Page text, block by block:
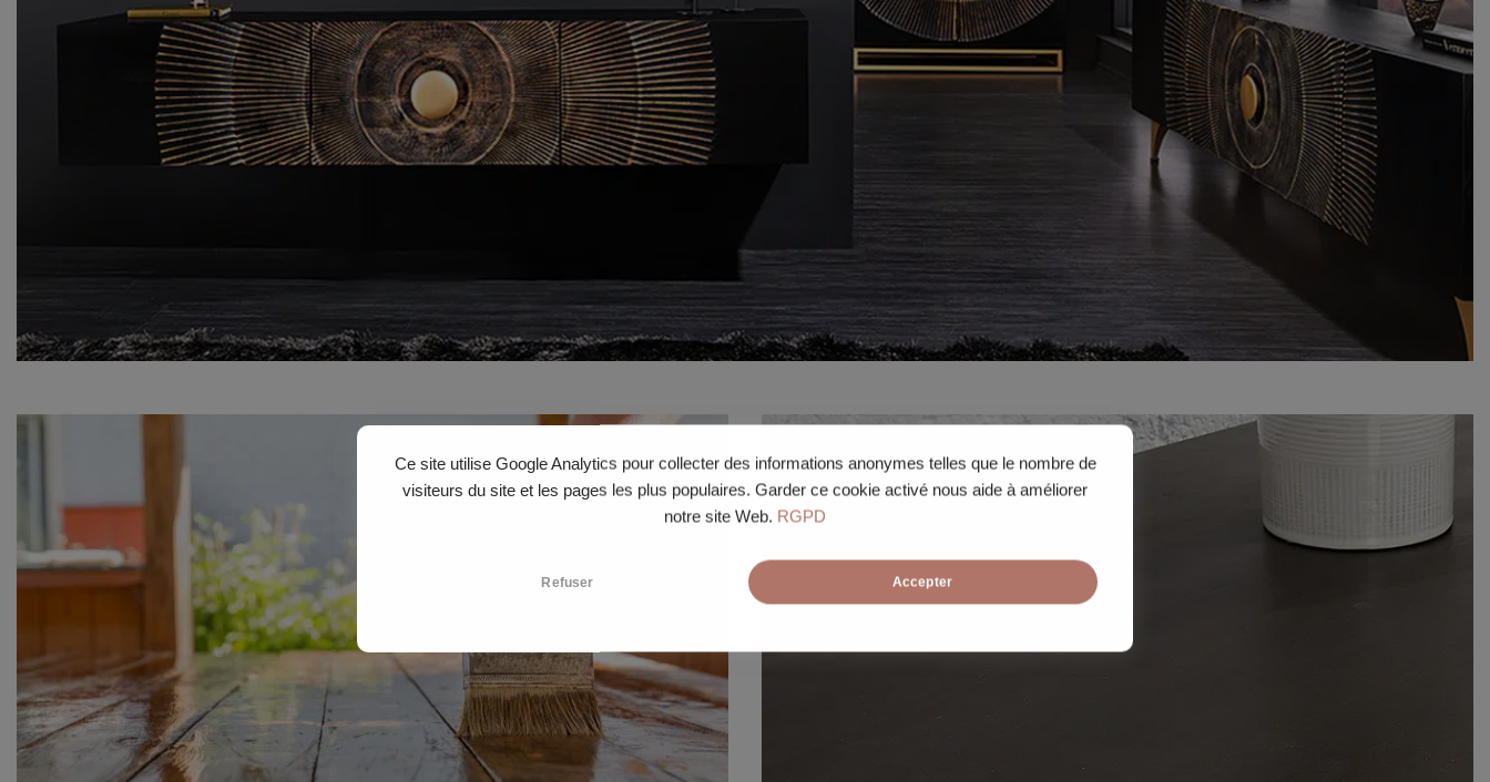
Ce site utilise Google Analytics pour collecter des informations anonymes telles que le nombre de
visiteurs du site et les pages les plus populaires. Garder ce cookie activé nous aide à améliorer
notre site Web. RGPD
Refuser Accepter